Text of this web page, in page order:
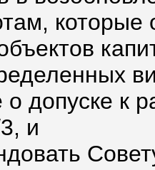
о допуске
и